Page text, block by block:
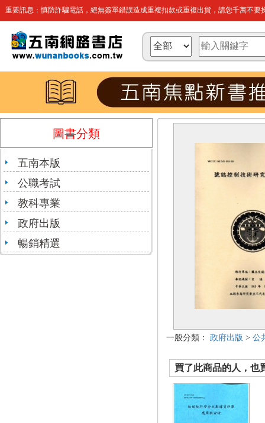
重要訊息：慎防詐騙電話，絕無簽單錯誤造成重複扣款或重複出貨，請您千萬不要
圖書分類
五南本版
公職考試
教科專業
政府出版
暢銷精選
一般分類： 政府出版 > 公
買了此商品的人，也